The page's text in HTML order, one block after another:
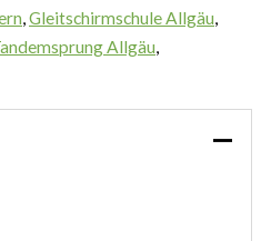
,Gleitschirmschule Allgäu,
Allgäu,